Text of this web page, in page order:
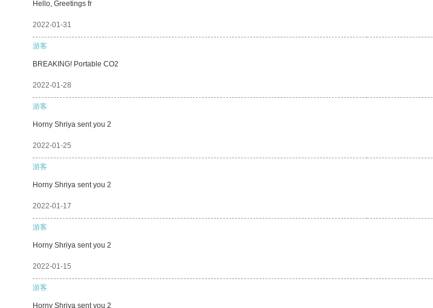
Hello, Greetings fr
2022-01-31
游客
BREAKING! Portable CO2
2022-01-28
游客
Horny Shriya sent you 2
2022-01-25
游客
Horny Shriya sent you 2
2022-01-17
游客
Horny Shriya sent you 2
2022-01-15
游客
Horny Shriya sent you 2